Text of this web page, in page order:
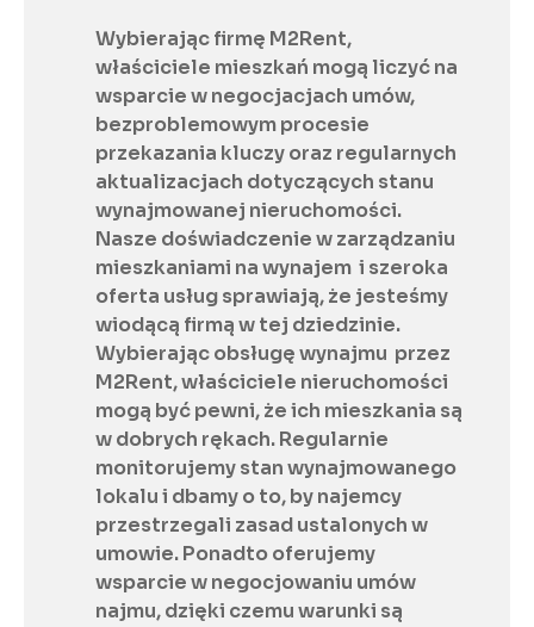
Wybierając firmę M2Rent,
właściciele mieszkań mogą liczyć na
wsparcie w negocjacjach umów,
bezproblemowym procesie
przekazania kluczy oraz regularnych
aktualizacjach dotyczących stanu
wynajmowanej nieruchomości.
Nasze doświadczenie w zarządzaniu
mieszkaniami na wynajem  i szeroka
oferta usług sprawiają, że jesteśmy
wiodącą firmą w tej dziedzinie.
Wybierając obsługę wynajmu  przez
M2Rent, właściciele nieruchomości
mogą być pewni, że ich mieszkania są
w dobrych rękach. Regularnie
monitorujemy stan wynajmowanego
lokalu i dbamy o to, by najemcy
przestrzegali zasad ustalonych w
umowie. Ponadto oferujemy
wsparcie w negocjowaniu umów
najmu, dzięki czemu warunki są